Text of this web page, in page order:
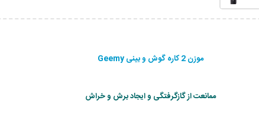
موزن 2 کاره گوش و بینی Geemy
ممانعت از گازگرفتگی و ایجاد برش و خراش